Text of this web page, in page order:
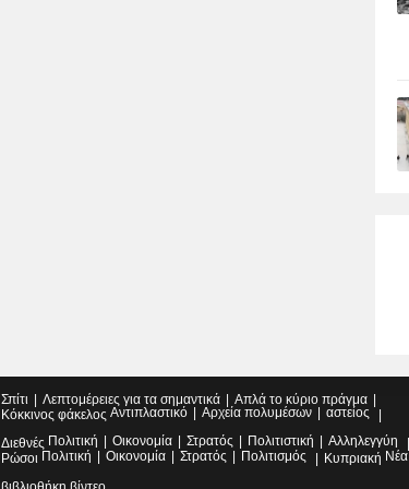
Σπίτι Λεπτομέρειες για τα σημαντικά
Απλά το κύριο πράγμα
Κόκκινος φάκελος Αντιπλαστικό Αρχεία πολυμέσων
αστείος
Διεθνές Πολιτική Οικονομία Στρατός Πολιτιστική
Αλληλεγγύη
Ρώσοι Πολιτική Οικονομία Στρατός Πολιτισμός Κυπριακή Νέα